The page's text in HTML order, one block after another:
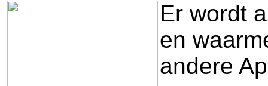
Er wordt
en
andere